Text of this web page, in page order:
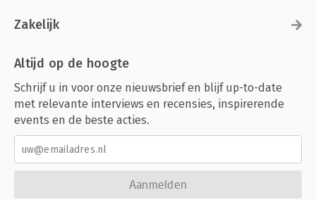
Zakelijk
Altijd op de hoogte
Schrijf u in voor onze nieuwsbrief en blijf up-to-date
met relevante interviews en recensies, inspirerende
events en de beste acties.
Aanmelden